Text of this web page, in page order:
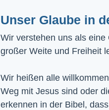
Unser Glaube in
Wir verstehen uns als
großer Weite und Freiheit
Wir heißen alle
Weg mit Jesus sind oder
erkennen in der Bibel,